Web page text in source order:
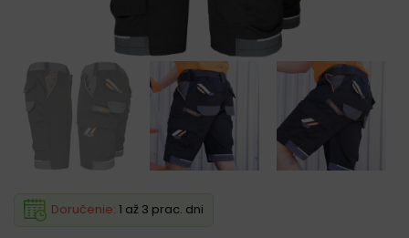
Doručenie: 1 až 3 prac. dni